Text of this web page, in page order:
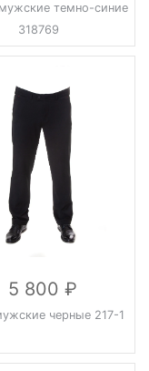
темно-синие
318769
5 800
черные 217-1